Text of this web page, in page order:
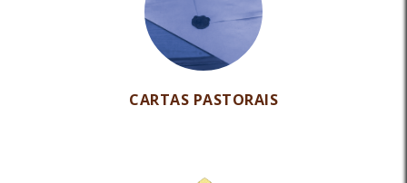
CARTAS PASTORAIS